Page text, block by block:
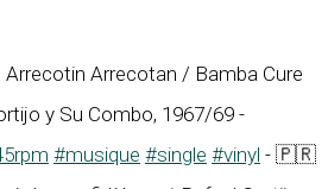
Arrecotin Arrecotan / Bamba Cure
y Su Combo, 1967/69 -
#musique #single #vinyl - 🇵🇷